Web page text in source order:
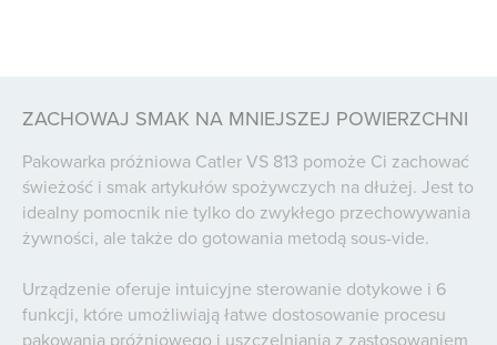
ZACHOWAJ SMAK NA MNIEJSZEJ POWIERZCHNI
Pakowarka próżniowa Catler VS 813 pomoże Ci zachować
świeżość i smak artykułów spożywczych na dłużej. Jest to
idealny pomocnik nie tylko do zwykłego przechowywania
żywności, ale także do gotowania metodą sous-vide.
Urządzenie oferuje intuicyjne sterowanie dotykowe i 6
funkcji, które umożliwiają łatwe dostosowanie procesu
pakowania próżniowego i uszczelniania z zastosowaniem